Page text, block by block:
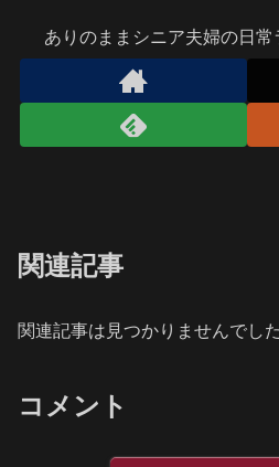
ありのままシニア夫婦の日
関連記事
関連記事は見つかりませんでした
コメント